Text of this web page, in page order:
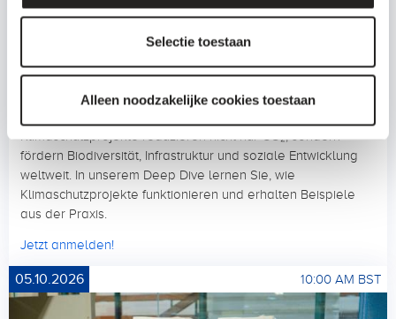
Selectie toestaan
Alleen noodzakelijke cookies toestaan
DEEP DIVE Deutsch Online
Klimaschutzprojekte: Mehr als CO₂-Reduktion
Klimaschutzprojekte reduzieren nicht nur CO₂, sondern
fördern Biodiversität, Infrastruktur und soziale Entwicklung
weltweit. In unserem Deep Dive lernen Sie, wie
Klimaschutzprojekte funktionieren und erhalten Beispiele
aus der Praxis.
Jetzt anmelden!
05.10.2026 10:00 AM BST